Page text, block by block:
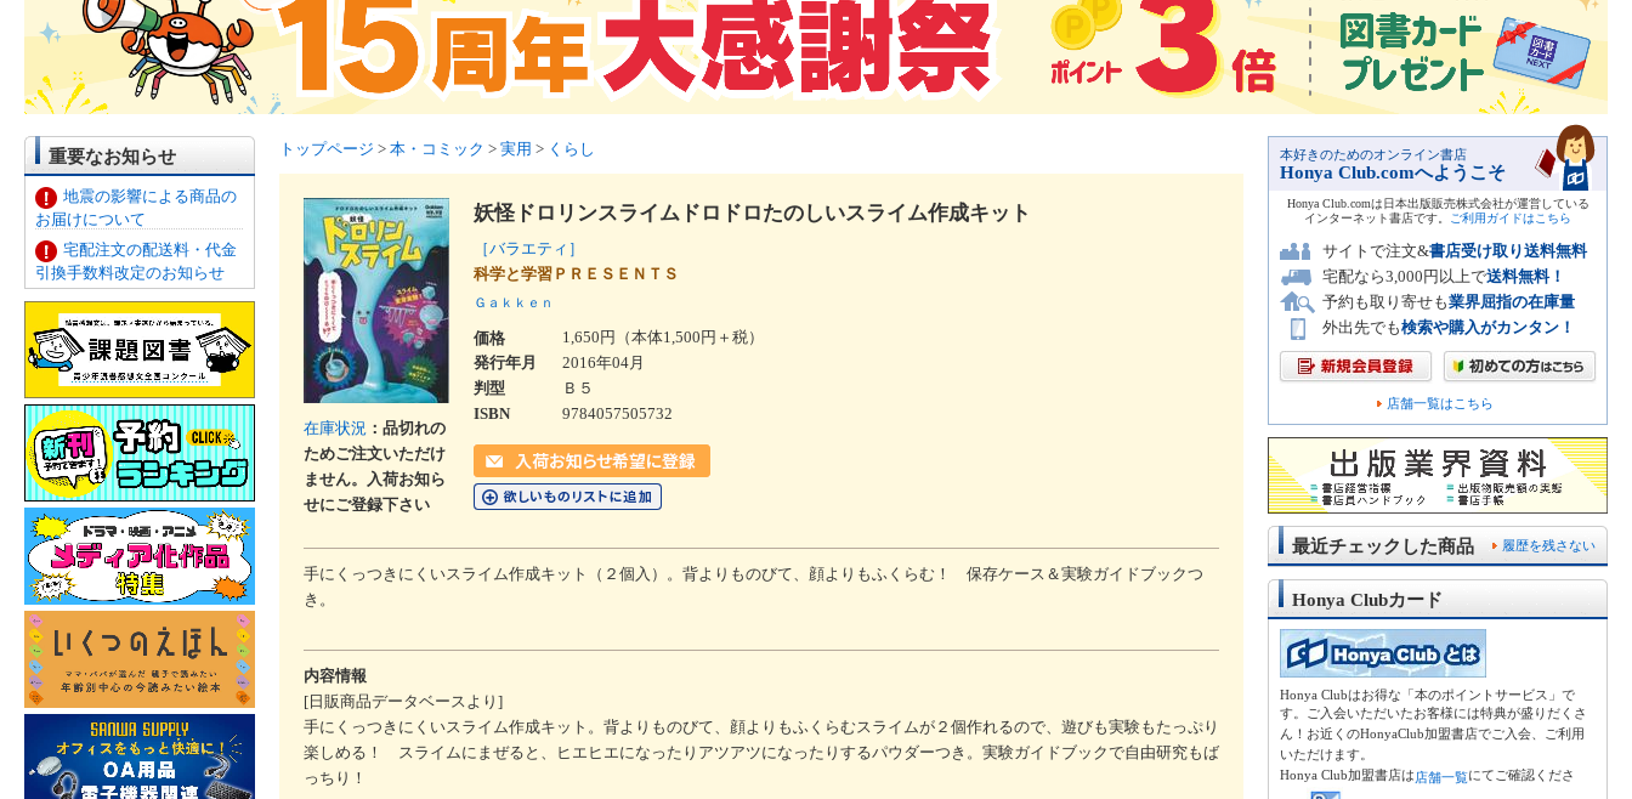
重要なお知らせ
地震の影響による商品の
お届けについて
宅配注文の配送料・代金
引換手数料改定のお知らせ
トップページ > 本・コミック > 実用 > くらし
在庫状況 ：品切れの
ためご注文いただけ
ません。入荷お知ら
せにご登録下さい
妖怪ドロリンスライムドロドロたのしいスライム作成キット
［バラエティ］
科学と学習ＰＲＥＳＥＮＴＳ
Ｇａｋｋｅｎ
価格
1,650円（本体1,500円＋税）
発行年月
2016年04月
判型
Ｂ５
ISBN
9784057505732
手にくっつきにくいスライム作成キット（２個入）。背よりものびて、顔よりもふくらむ！ 保存ケース＆実験ガイドブックつ
き。
内容情報
[日販商品データベースより]
手にくっつきにくいスライム作成キット。背よりものびて、顔よりもふくらむスライムが２個作れるので、遊びも実験もたっぷり
楽しめる！ スライムにまぜると、ヒエヒエになったりアツアツになったりするパウダーつき。実験ガイドブックで自由研究もば
っちり！
本好きのためのオンライン書店
Honya Club.comへようこそ
Honya Club.comは日本出版販売株式会社が運営している
インターネット書店です。
ご利用ガイドはこちら
サイトで注文&書店受け取り送料無料
宅配なら3,000円以上で送料無料！
予約も取り寄せも業界屈指の在庫量
外出先でも検索や購入がカンタン！
店舗一覧はこちら
履歴を残さない
最近チェックした商品
Honya Clubカード
Honya Clubはお得な「本のポイントサービス」で
す。ご入会いただいたお客様には特典が盛りだくさ
ん！お近くのHonyaClub加盟書店でご入会、ご利用
いただけます。
Honya Club加盟書店は店舗一覧にてご確認くださ